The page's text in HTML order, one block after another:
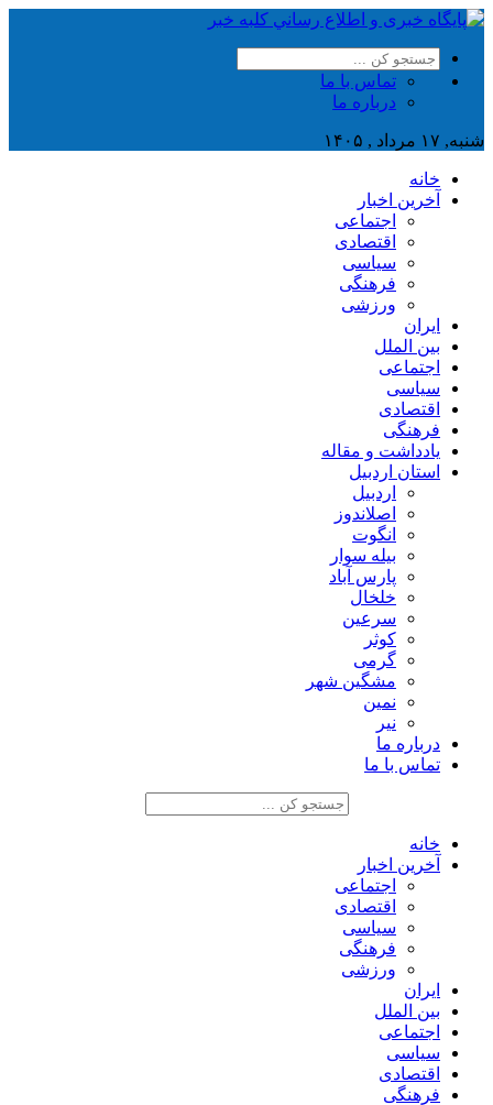
تماس با ما
درباره ما
شنبه, ۱۷ مرداد , ۱۴۰۵
خانه
آخرین اخبار
اجتماعی
اقتصادی
سیاسی
فرهنگی
ورزشی
ایران
بین الملل
اجتماعی
سیاسی
اقتصادی
فرهنگی
یادداشت و مقاله
استان اردبیل
اردبیل
اصلاندوز
انگوت
بیله سوار
پارس آباد
خلخال
سرعین
کوثر
گرمی
مشگین شهر
نمین
نیر
درباره ما
تماس با ما
خانه
آخرین اخبار
اجتماعی
اقتصادی
سیاسی
فرهنگی
ورزشی
ایران
بین الملل
اجتماعی
سیاسی
اقتصادی
فرهنگی